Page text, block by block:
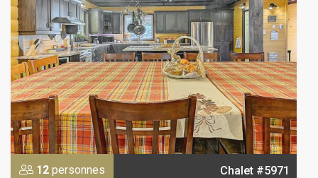
12 personnes Chalet #5971